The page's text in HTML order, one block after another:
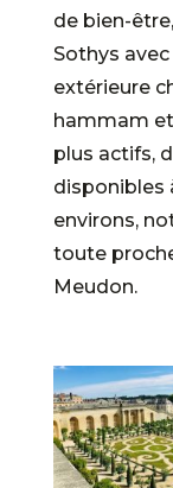
de bien-
Sothys
extérieure
hammam
plus actifs,
disponibles
environs,
toute
Meudon.